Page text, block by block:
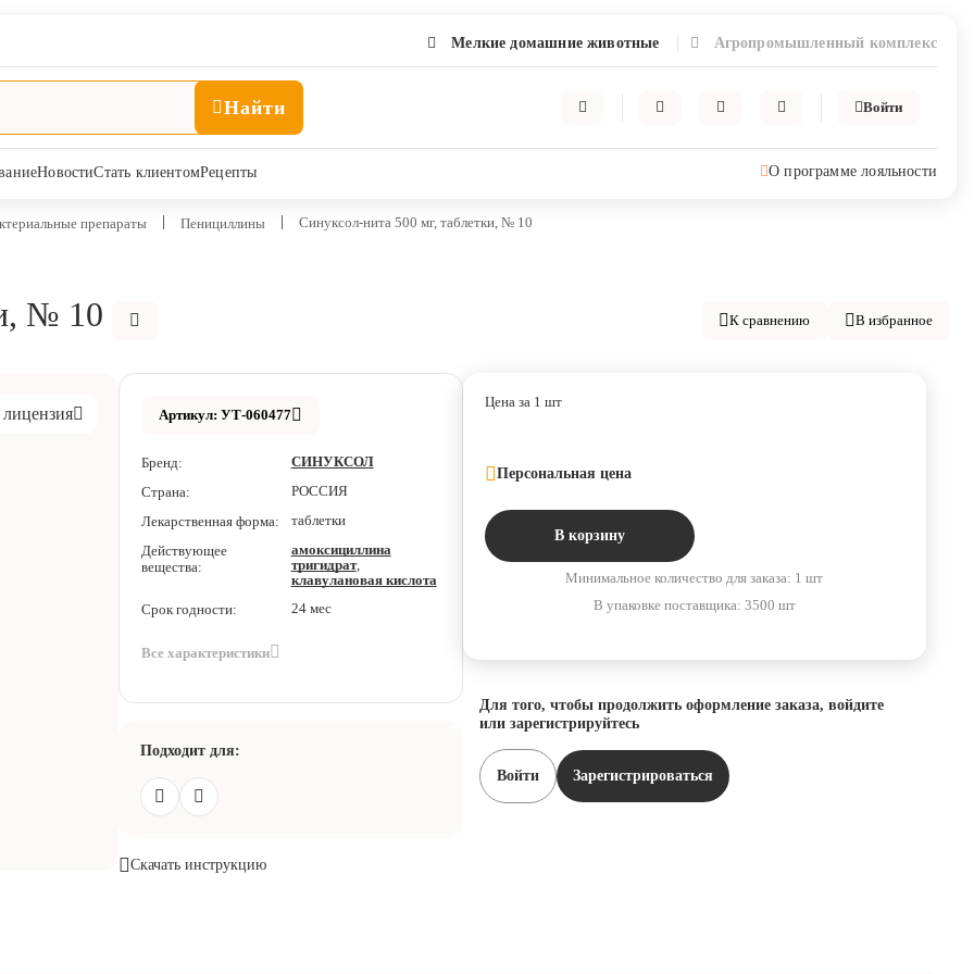
Мелкие домашние животные Агропромышленный комплекс
Найти Войти
НовостиСтать клиентомРецепты О программе лояльности
препараты Пенициллины Синуксол-нита 500 мг, таблетки, № 10
№ 10 К сравнению В избранное
лицензия Артикул: УТ-060477
Бренд:
СИНУКСОЛ
Страна:
РОССИЯ
Лекарственная форма:
таблетки
Действующее
вещества:
амоксициллина
тригидрат,
клавулановая кислота
Срок годности:
24 мес
Все характеристики
Подходит для:
Скачать инструкцию
Цена за 1 шт
Персональная цена
В корзину
Минимальное количество для заказа: 1 шт
В упаковке поставщика: 3500 шт
Для того, чтобы продолжить оформление заказа, войдите
или зарегистрируйтесь
Войти Зарегистрироваться